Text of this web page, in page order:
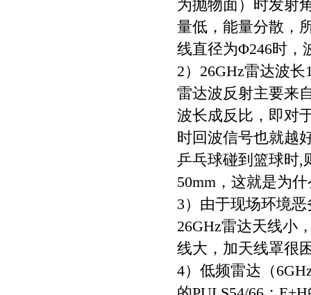
为抛物面）时发射
量低，能量分散，
线直径为Φ246时，
2）26GHz雷达波
雷达波反射主要来
波长成反比，即对
时回波信号也就越
乒乓球碰到篮球时,
50mm，这就是为
3）由于现场环境
26GHz雷达天线小
线大，加天线罩很
4）低频雷达（